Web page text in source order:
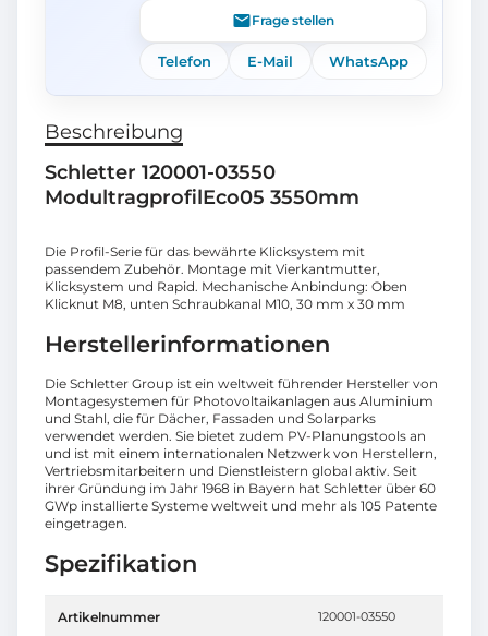
Frage stellen
Telefon E-Mail WhatsApp
Beschreibung
Schletter 120001-03550
ModultragprofilEco05 3550mm
Die Profil-Serie für das bewährte Klicksystem mit
passendem Zubehör. Montage mit Vierkantmutter,
Klicksystem und Rapid. Mechanische Anbindung: Oben
Klicknut M8, unten Schraubkanal M10, 30 mm x 30 mm
Herstellerinformationen
Die Schletter Group ist ein weltweit führender Hersteller von
Montagesystemen für Photovoltaikanlagen aus Aluminium
und Stahl, die für Dächer, Fassaden und Solarparks
verwendet werden. Sie bietet zudem PV-Planungstools an
und ist mit einem internationalen Netzwerk von Herstellern,
Vertriebsmitarbeitern und Dienstleistern global aktiv. Seit
ihrer Gründung im Jahr 1968 in Bayern hat Schletter über 60
GWp installierte Systeme weltweit und mehr als 105 Patente
eingetragen.
Spezifikation
Artikelnummer 120001-03550